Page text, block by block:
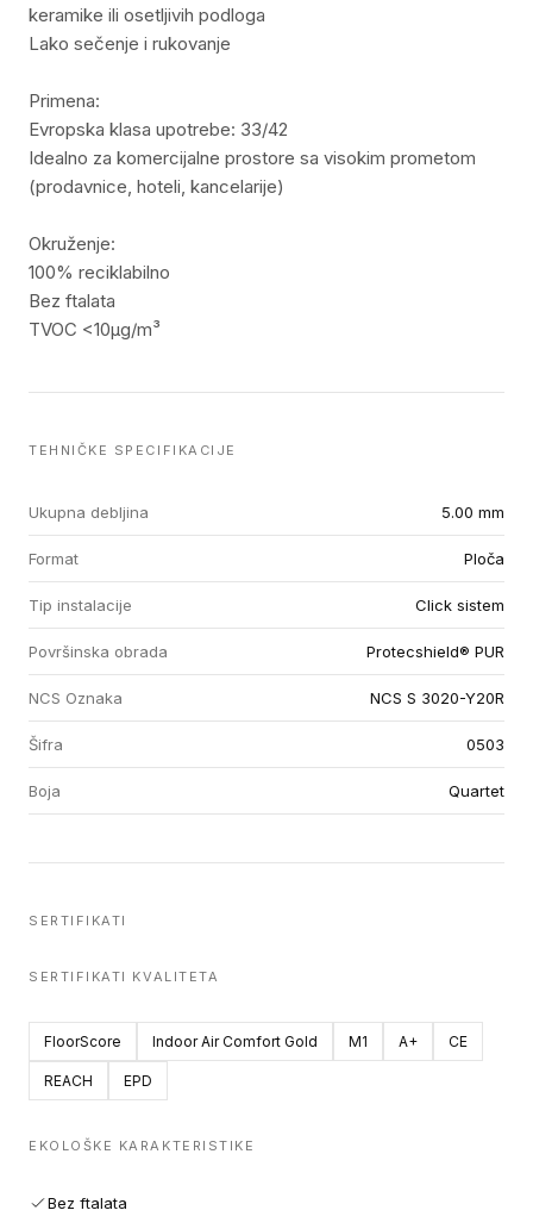
keramike ili osetljivih podloga
Lako sečenje i rukovanje
Primena:
Evropska klasa upotrebe: 33/42
Idealno za komercijalne prostore sa visokim prometom
(prodavnice, hoteli, kancelarije)
Okruženje:
100% reciklabilno
Bez ftalata
TVOC <10µg/m³
TEHNIČKE SPECIFIKACIJE
Ukupna debljina 5.00 mm
Format Ploča
Tip instalacije Click sistem
Površinska obrada Protecshield® PUR
NCS Oznaka NCS S 3020-Y20R
Šifra 0503
Boja Quartet
SERTIFIKATI
SERTIFIKATI KVALITETA
FloorScore Indoor Air Comfort Gold M1 A+ CE
REACH EPD
EKOLOŠKE KARAKTERISTIKE
Bez ftalata